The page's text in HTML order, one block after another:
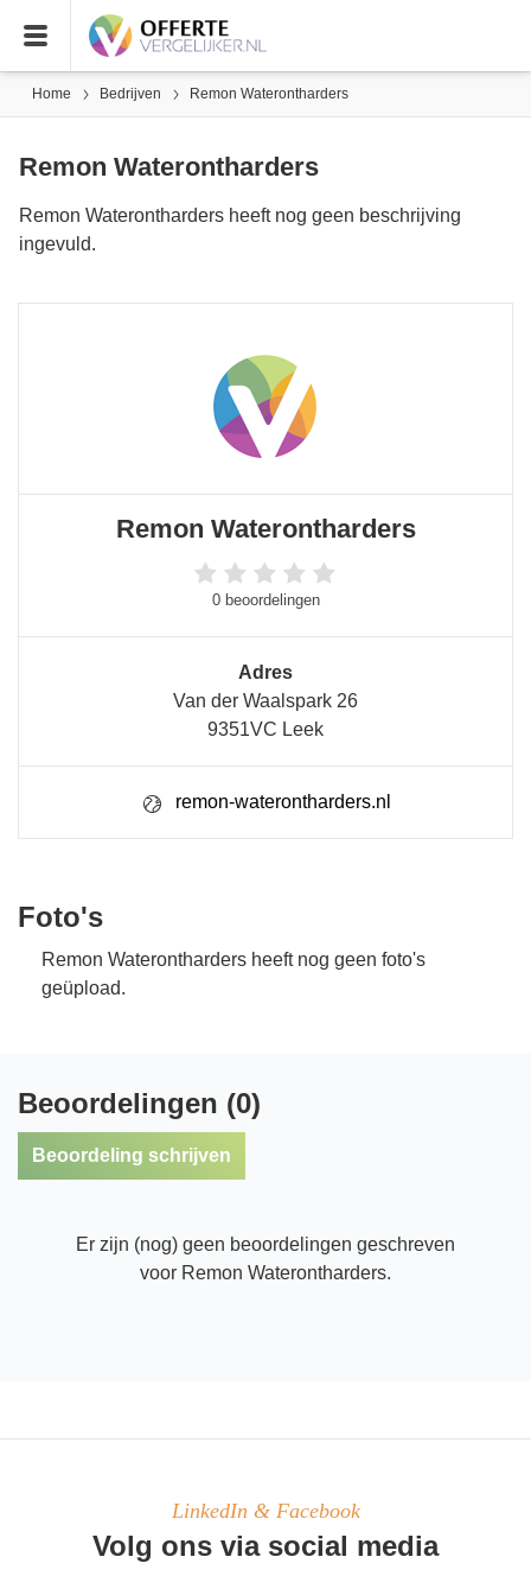
Home Bedrijven Remon Waterontharders
Remon Waterontharders
Remon Waterontharders heeft nog geen beschrijving
ingevuld.
Remon Waterontharders
0 beoordelingen
Adres
Van der Waalspark 26
9351VC Leek
remon-waterontharders.nl
Foto's
Remon Waterontharders heeft nog geen foto's
geüpload.
Beoordelingen (0)
Beoordeling schrijven
Er zijn (nog) geen beoordelingen geschreven
voor Remon Waterontharders.
LinkedIn & Facebook
Volg ons via social media